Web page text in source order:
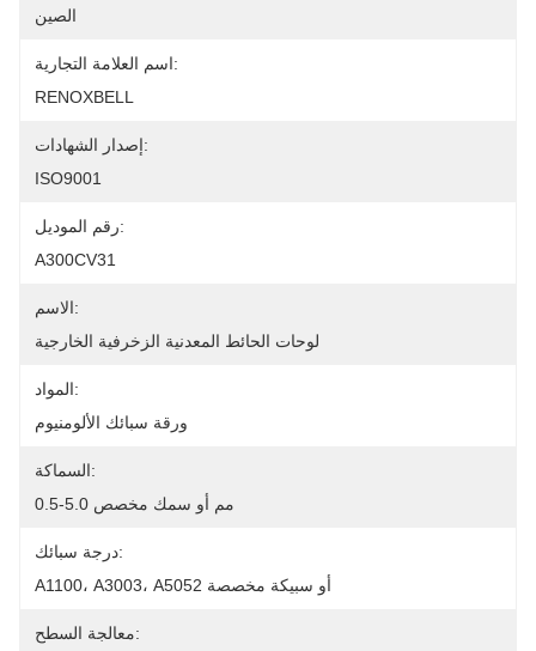
الصين
اسم العلامة التجارية:
RENOXBELL
إصدار الشهادات:
ISO9001
رقم الموديل:
A300CV31
الاسم:
لوحات الحائط المعدنية الزخرفية الخارجية
المواد:
ورقة سبائك الألومنيوم
السماكة:
0.5-5.0 مم أو سمك مخصص
درجة سبائك:
A1100، A3003، A5052 أو سبيكة مخصصة
معالجة السطح: